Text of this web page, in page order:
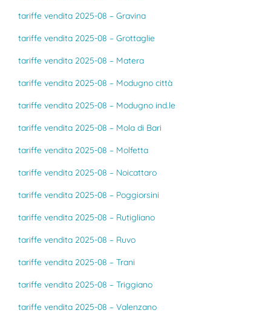
tariffe vendita 2025-08 – Gravina
tariffe vendita 2025-08 – Grottaglie
tariffe vendita 2025-08 – Matera
tariffe vendita 2025-08 – Modugno città
tariffe vendita 2025-08 – Modugno ind.le
tariffe vendita 2025-08 – Mola di Bari
tariffe vendita 2025-08 – Molfetta
tariffe vendita 2025-08 – Noicattaro
tariffe vendita 2025-08 – Poggiorsini
tariffe vendita 2025-08 – Rutigliano
tariffe vendita 2025-08 – Ruvo
tariffe vendita 2025-08 – Trani
tariffe vendita 2025-08 – Triggiano
tariffe vendita 2025-08 – Valenzano